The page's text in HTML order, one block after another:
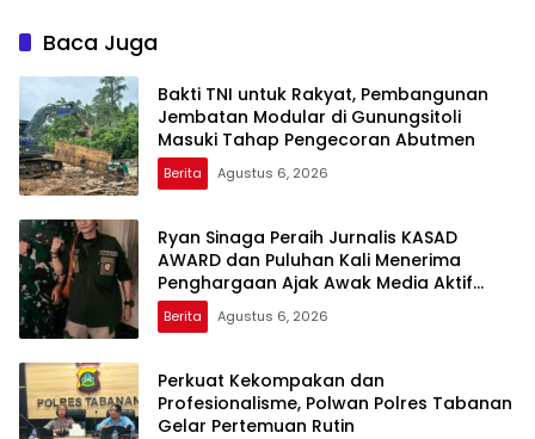
Baca Juga
Bakti TNI untuk Rakyat, Pembangunan
Jembatan Modular di Gunungsitoli
Masuki Tahap Pengecoran Abutmen
Berita Agustus 6, 2026
Ryan Sinaga Peraih Jurnalis KASAD
AWARD dan Puluhan Kali Menerima
Penghargaan Ajak Awak Media Aktif
Publikasi Kegiatan TNI
Berita Agustus 6, 2026
Perkuat Kekompakan dan
Profesionalisme, Polwan Polres Tabanan
Gelar Pertemuan Rutin